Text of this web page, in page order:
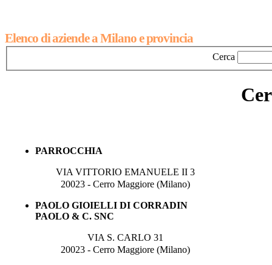
Elenco di aziende a Milano e provincia
Cerca
PARROCCHIA
VIA VITTORIO EMANUELE II 3
20023 - Cerro Maggiore (Milano)
PAOLO GIOIELLI DI CORRADIN
PAOLO & C. SNC
VIA S. CARLO 31
20023 - Cerro Maggiore (Milano)